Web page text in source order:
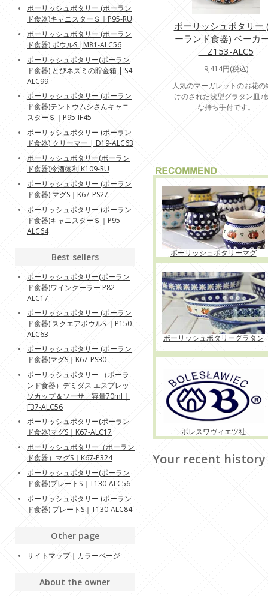
ポーリッシュポタリー
ーランド食器) ベーカ
｜Z153-ALC5
9,414円(税込)
人気のマーガレットのお花の
けのされた浅型グラタン皿♪
な持ち手付です。
ポーリッシュポタリーマグ
ポーリッシュポタリーグラタン
ボレスワヴィエツ社
Your recent history
ポーリッシュポタリー (ポーラン
ド食器)キャニスターＳ｜P95-RU
ポーリッシュポタリー (ポーラン
ド食器) ボウルS |M81-ALC56
ポーリッシュポタリー(ポーラン
ド食器) とびネズミの貯金箱 | S4-
ALC99
ポーリッシュポタリー (ポーラン
ド食器)テントウムシさんキャニ
スターＳ｜P95-IF45
ポーリッシュポタリー (ポーラン
ド食器) クリーマー | D19-ALC63
ポーリッシュポタリー(ポーラン
ド食器)冷酒徳利 K109-RU
ポーリッシュポタリー (ポーラン
ド食器) マグS｜K67-PS27
ポーリッシュポタリー (ポーラン
ド食器)キャニスターＳ｜P95-
ALC64
Best sellers
ポーリッシュポタリー(ポーラン
ド食器)ワインクーラー P82-
ALC17
ポーリッシュポタリー (ポーラン
ド食器) スクエアボウルS ｜P150-
ALC63
ポーリッシュポタリー (ポーラン
ド食器)マグS｜K67-PS30
ポーリッシュポタリー （ポーラ
ンド食器）デミダス エスプレッ
ソカップ＆ソーサ 容量70ml｜
F37-ALC56
ポーリッシュポタリー(ポーラン
ド食器)マグS｜K67-ALC17
ポーリッシュポタリー（ポーラン
ド食器）マグS｜K67-P324
ポーリッシュポタリー(ポーラン
ド食器)プレートS｜T130-ALC56
ポーリッシュポタリー (ポーラン
ド食器) プレートS｜T130-ALC84
Other page
サイトマップ｜カラーページ
About the owner